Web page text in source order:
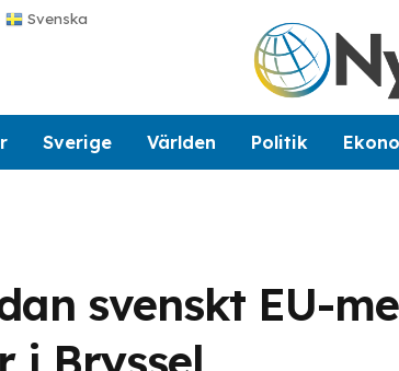
Svenska
Sverige Världen Politik
svenskt EU-